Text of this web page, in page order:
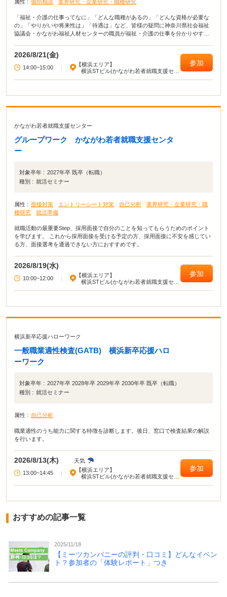
属性 : 個別相談 業界研究・企業研究・職種研究
「福祉・介護の仕事ってなに」「どんな職種があるの」「どんな資格が必要な
の」「やりがいや将来性は」「待遇は」など、皆様の疑問に神奈川県社会福祉
協議会・かながわ福祉人材センターの職員が福祉・介護の仕事を分かりやすく
す。 個別の相談を希望される場合は、お申し付けください。
2026/8/21(金)
14:00~15:00 |
【横浜エリア】
横浜STビル(かながわ若者就職支援セン
参加
かながわ若者就職支援センター
グループワーク かながわ若者就職支援センタ
ー
対象卒年 : 2027年卒 既卒（転職）
種別 : 就活セミナー
属性 : 面接対策 エントリーシート対策 自己分析
業界研究・企業研究・職
種研究
就活準備
就職活動の最重要Step、採用面接で自分のことを知ってもらうためのポイント
を学びます。 これから採用面接を受ける予定の方、採用面接に不安を感じてい
る方、面接選考を通過できない方におすすめです。
2026/8/19(水)
10:00~12:00 |
【横浜エリア】
横浜STビル(かながわ若者就職支援セン
参加
横浜新卒応援ハローワーク
一般職業適性検査(GATB) 横浜新卒応援ハロ
ーワーク
対象卒年 : 2027年卒 2028年卒 2029年卒 2030年卒 既卒（転職）
種別 : 就活セミナー
属性 : 自己分析
職業適性のうち能力に関する特徴を診断します。後日、窓口で検査結果の解説
を行います。
2026/8/13(木)
天気
13:00~14:45
|
【横浜エリア】
横浜STビル(かながわ若者就職支援セン
参加
おすすめの記事一覧
2025/11/18
【ミーツカンパニーの評判・口コミ】どんなイベン
ト？参加者の「体験レポート」つき